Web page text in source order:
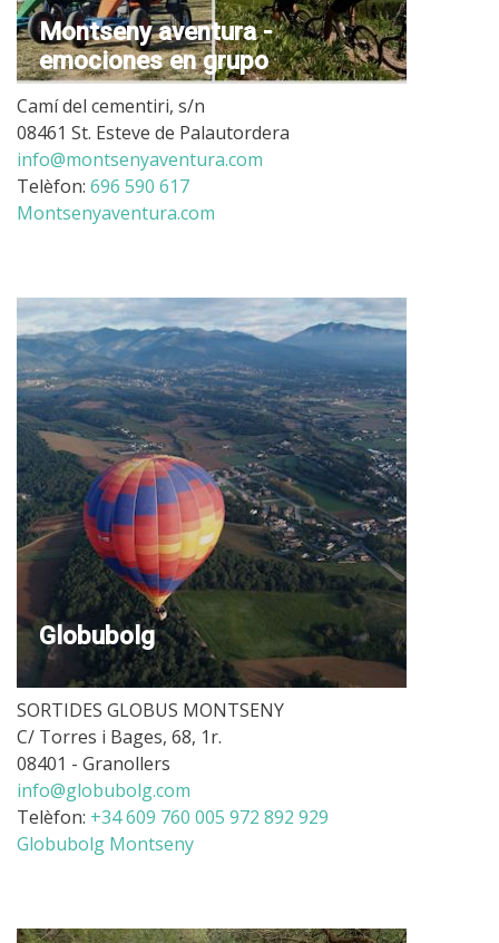
Montseny aventura -
emociones en grupo
Camí del cementiri, s/n
08461 St. Esteve de Palautordera
info@montsenyaventura.com
Telèfon: 696 590 617
Montsenyaventura.com
Globubolg
SORTIDES GLOBUS MONTSENY
C/ Torres i Bages, 68, 1r.
08401 - Granollers
info@globubolg.com
Telèfon: +34 609 760 005 972 892 929
Globubolg Montseny